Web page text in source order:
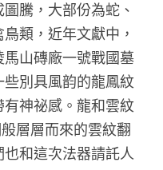
騰，大部份為蛇、
類，近年文獻中，
山磚廠一號戰國墓
別具風韵的龍鳳紋
神祕感。龍和雲紋
層層而來的雲紋翻
和這次法器請託人